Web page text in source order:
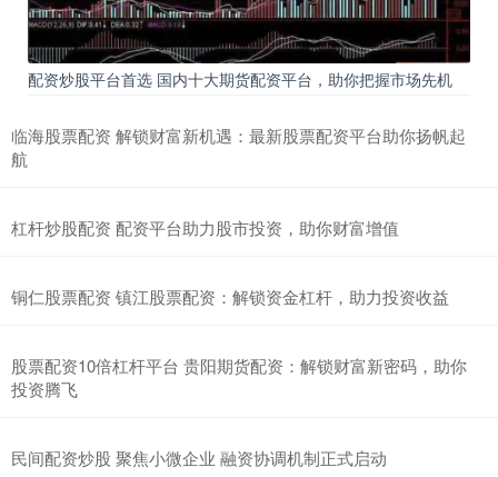
配资炒股平台首选 国内十大期货配资平台，助你把握市场先机
临海股票配资 解锁财富新机遇：最新股票配资平台助你扬帆起
航
杠杆炒股配资 配资平台助力股市投资，助你财富增值
铜仁股票配资 镇江股票配资：解锁资金杠杆，助力投资收益
股票配资10倍杠杆平台 贵阳期货配资：解锁财富新密码，助你
投资腾飞
民间配资炒股 聚焦小微企业 融资协调机制正式启动